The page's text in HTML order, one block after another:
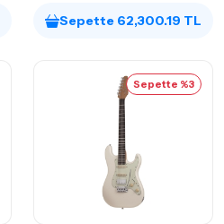
Sepette 62,300.19 TL
Sepette %3